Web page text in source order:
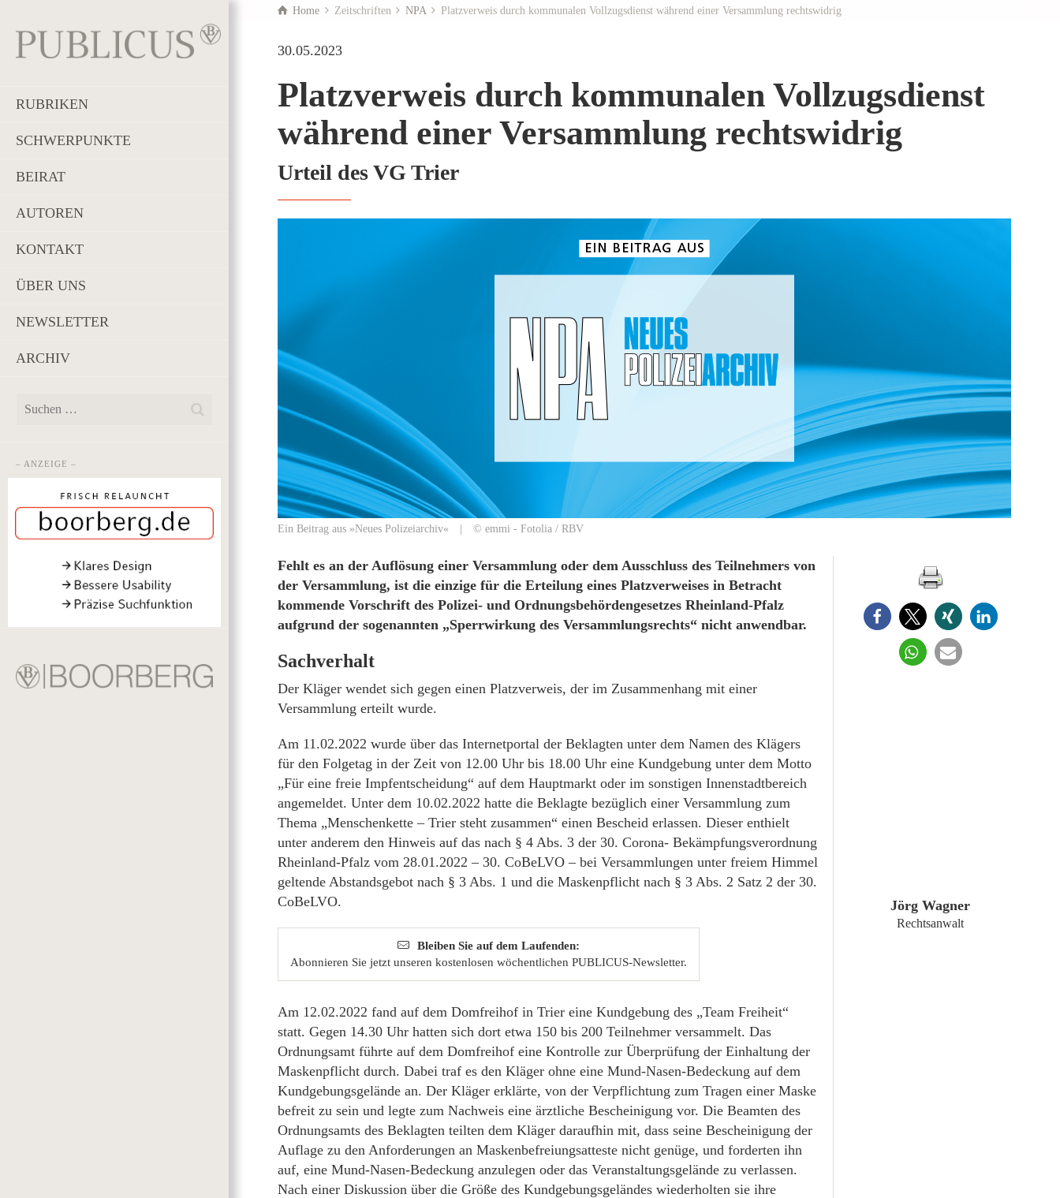
RUBRIKEN
SCHWERPUNKTE
BEIRAT
AUTOREN
KONTAKT
ÜBER UNS
NEWSLETTER
ARCHIV
– ANZEIGE –
Home Zeitschriften NPA Platzverweis durch kommunalen Vollzugsdienst während einer Versammlung rechtswidrig
30.05.2023
Platzverweis durch kommunalen Vollzugsdienst
während einer Versammlung rechtswidrig
Urteil des VG Trier
Ein Beitrag aus »Neues Polizeiarchiv« | © emmi - Fotolia / RBV
Fehlt es an der Auflösung einer Versammlung oder dem Ausschluss des Teilnehmers von
der Versammlung, ist die einzige für die Erteilung eines Platzverweises in Betracht
kommende Vorschrift des Polizei- und Ordnungsbehördengesetzes Rheinland-Pfalz
aufgrund der sogenannten „Sperrwirkung des Versammlungsrechts“ nicht anwendbar.
Sachverhalt
Der Kläger wendet sich gegen einen Platzverweis, der im Zusammenhang mit einer
Versammlung erteilt wurde.
Am 11.02.2022 wurde über das Internetportal der Beklagten unter dem Namen des Klägers
für den Folgetag in der Zeit von 12.00 Uhr bis 18.00 Uhr eine Kundgebung unter dem Motto
„Für eine freie Impfentscheidung“ auf dem Hauptmarkt oder im sonstigen Innenstadtbereich
angemeldet. Unter dem 10.02.2022 hatte die Beklagte bezüglich einer Versammlung zum
Thema „Menschenkette – Trier steht zusammen“ einen Bescheid erlassen. Dieser enthielt
unter anderem den Hinweis auf das nach § 4 Abs. 3 der 30. Corona- Bekämpfungsverordnung
Rheinland-Pfalz vom 28.01.2022 – 30. CoBeLVO – bei Versammlungen unter freiem Himmel
geltende Abstandsgebot nach § 3 Abs. 1 und die Maskenpflicht nach § 3 Abs. 2 Satz 2 der 30.
CoBeLVO.
Bleiben Sie auf dem Laufenden:
Abonnieren Sie jetzt unseren kostenlosen wöchentlichen PUBLICUS-Newsletter.
Am 12.02.2022 fand auf dem Domfreihof in Trier eine Kundgebung des „Team Freiheit“
statt. Gegen 14.30 Uhr hatten sich dort etwa 150 bis 200 Teilnehmer versammelt. Das
Ordnungsamt führte auf dem Domfreihof eine Kontrolle zur Überprüfung der Einhaltung der
Maskenpflicht durch. Dabei traf es den Kläger ohne eine Mund-Nasen-Bedeckung auf dem
Kundgebungsgelände an. Der Kläger erklärte, von der Verpflichtung zum Tragen einer Maske
befreit zu sein und legte zum Nachweis eine ärztliche Bescheinigung vor. Die Beamten des
Ordnungsamts des Beklagten teilten dem Kläger daraufhin mit, dass seine Bescheinigung der
Auflage zu den Anforderungen an Maskenbefreiungsatteste nicht genüge, und forderten ihn
auf, eine Mund-Nasen-Bedeckung anzulegen oder das Veranstaltungsgelände zu verlassen.
Nach einer Diskussion über die Größe des Kundgebungsgeländes wiederholten sie ihre
Jörg Wagner
Rechtsanwalt